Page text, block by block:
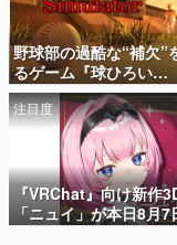
アプリセール情報
インタビュー
連載・特
殿堂
SNS拡
ど。多く
事をまと
野球部の過酷な“補欠”
るゲーム『球ひろい
Simulator』が「1件」
シュリストをもとにチ
対応しSNSで話題に。
ダム・カム』開発元や
プロ野球選手から称賛
注目度
『VRChat』向け新作
「ニュイ」が本日8月7
BOOTHにて発売。瞳